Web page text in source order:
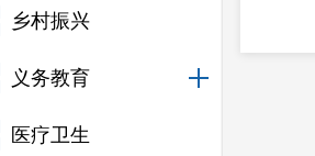
乡村振兴
义务教育
医疗卫生